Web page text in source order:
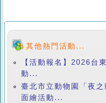
其他熱門活動...
【活動報名】2026台
動...
臺北市立動物園「夜
面繪活動...